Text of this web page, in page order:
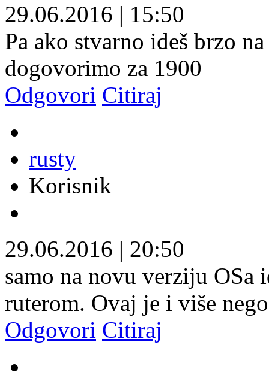
29.06.2016 | 15:50
Pa ako stvarno ideš brzo
dogovorimo za 1900
Odgovori Citiraj
rusty
Korisnik
29.06.2016 | 20:50
samo na novu verziju OSa
ruterom. Ovaj je i više
Odgovori Citiraj